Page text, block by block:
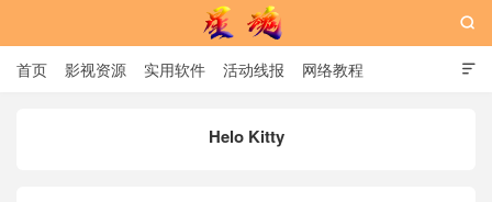

首页 影视资源 实用软件 活动线报 网络教程

Helo Kitty